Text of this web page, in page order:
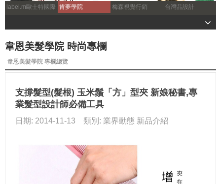
label.m歐士特國際 肯夢學院 梅森視覺行銷 台灣品設計
韋恩美髮學院 時尚專欄
韋恩美髮學院 專欄總覽
支撐髮型(髮根) 玉米鬚「方」型夾 新娘秘書,專
業髮型設計師必備工具
日期: 2014-11-13 類別: 業界動態 新品介紹